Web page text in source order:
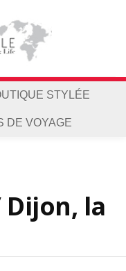
STYLÉE
DE VOYAGE
Dijon, la